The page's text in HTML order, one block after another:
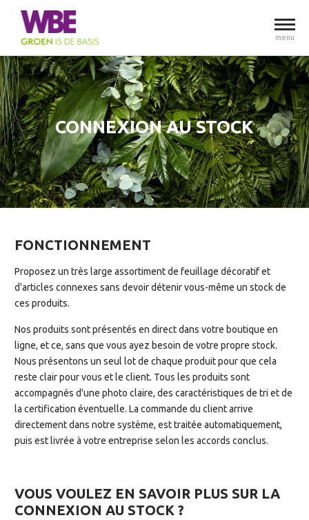
menu
CONNEXION AU STOCK
FONCTIONNEMENT
Proposez un très large assortiment de feuillage décoratif et
d'articles connexes sans devoir détenir vous-même un stock de
ces produits.
Nos produits sont présentés en direct dans votre boutique en
ligne, et ce, sans que vous ayez besoin de votre propre stock.
Nous présentons un seul lot de chaque produit pour que cela
reste clair pour vous et le client. Tous les produits sont
accompagnés d'une photo claire, des caractéristiques de tri et de
la certification éventuelle. La commande du client arrive
directement dans notre système, est traitée automatiquement,
puis est livrée à votre entreprise selon les accords conclus.
VOUS VOULEZ EN SAVOIR PLUS SUR LA
CONNEXION AU STOCK ?